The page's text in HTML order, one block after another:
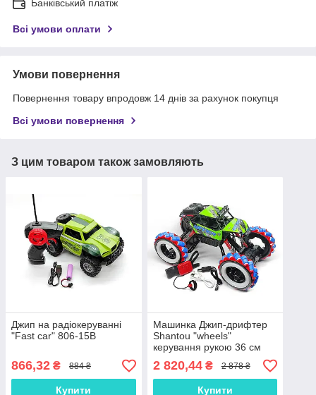
Банківський платіж
Всі умови оплати
Умови повернення
Повернення товару впродовж 14 днів за рахунок покупця
Всі умови повернення
З цим товаром також замовляють
Джип на радіокеруванні
"Fast car" 806-15B
866,32 ₴ 884 ₴
Купити
Машинка Джип-дрифтер
Shantou "wheels"
керування рукою 36 см
339-1b
2 820,44₴ 2 878 ₴
Купити